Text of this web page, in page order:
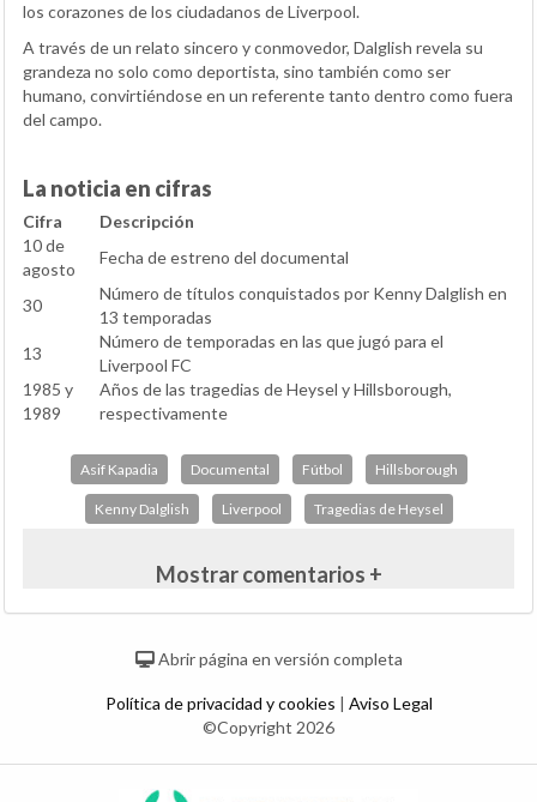
los corazones de los ciudadanos de Liverpool.
A través de un relato sincero y conmovedor, Dalglish revela su
grandeza no solo como deportista, sino también como ser
humano, convirtiéndose en un referente tanto dentro como fuera
del campo.
La noticia en cifras
Cifra
Descripción
10 de
agosto
Fecha de estreno del documental
30
Número de títulos conquistados por Kenny Dalglish en
13 temporadas
13
Número de temporadas en las que jugó para el
Liverpool FC
1985 y
1989
Años de las tragedias de Heysel y Hillsborough,
respectivamente
Asif Kapadia Documental Fútbol Hillsborough
Kenny Dalglish Liverpool Tragedias de Heysel
Mostrar comentarios +
Abrir página en versión completa
Política de privacidad y cookies | Aviso Legal
©Copyright 2026